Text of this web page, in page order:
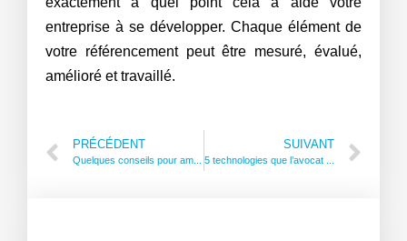
entreprise à se développer. Chaque élément de
votre référencement peut être mesuré, évalué,
amélioré et travaillé.
PRÉCÉDENT
Quelques conseils pour améliorer le SEO de votre site
SUIVANT
5 technologies que l’avocat en cybercriminalité doit absolument maîtriser